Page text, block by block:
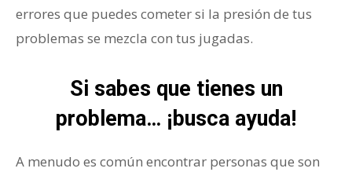
errores que puedes cometer si la presión de tus
problemas se mezcla con tus jugadas.
Si sabes que tienes un
problema… ¡busca ayuda!
A menudo es común encontrar personas que son